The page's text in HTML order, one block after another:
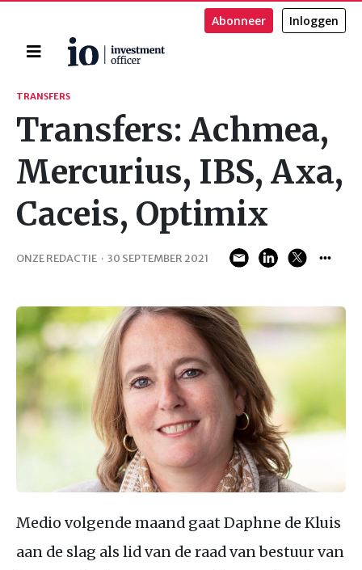
Home
Abonneer Inloggen
Zoeken
TRANSFERS
Transfers: Achmea,
Mercurius, IBS, Axa,
Caceis, Optimix
ONZE REDACTIE · 30 SEPTEMBER 2021
Medio volgende maand gaat Daphne de Kluis
aan de slag als lid van de raad van bestuur van